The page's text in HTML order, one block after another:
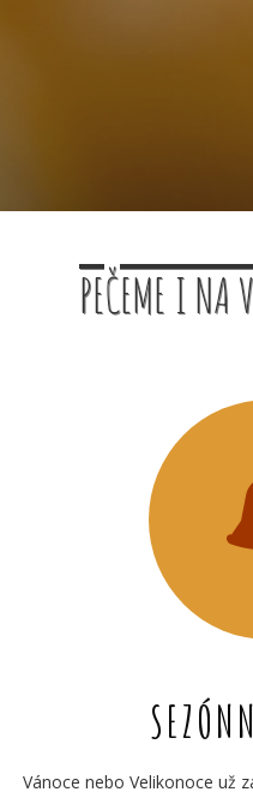
PEČEME I NA
Vánoce nebo Velikonoce už